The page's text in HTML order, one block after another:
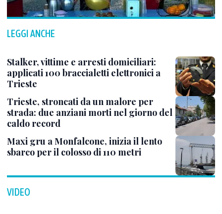
LEGGI ANCHE
Stalker, vittime e arresti domiciliari:
applicati 100 braccialetti elettronici a
Trieste
Trieste, stroncati da un malore per
strada: due anziani morti nel giorno del
caldo record
Maxi gru a Monfalcone, inizia il lento
sbarco per il colosso di 110 metri
VIDEO